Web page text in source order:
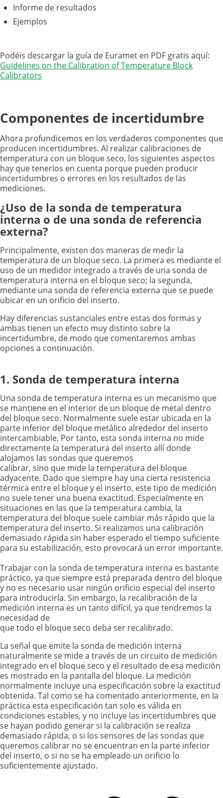
Informe de resultados
Ejemplos
Podéis descargar la guía de Euramet en PDF gratis aquí:
Guidelines on the Calibration of Temperature Block
Calibrators
Componentes de incertidumbre
Ahora profundicemos en los verdaderos componentes que
producen incertidumbres. Al realizar calibraciones de
temperatura con un bloque seco, los siguientes aspectos
hay que tenerlos en cuenta porque pueden producir
incertidumbres o errores en los resultados de las
mediciones.
¿Uso de la sonda de temperatura
interna o de una sonda de referencia
externa?
Principalmente, existen dos maneras de medir la
temperatura de un bloque seco. La primera es mediante el
uso de un medidor integrado a través de una sonda de
temperatura interna en el bloque seco; la segunda,
mediante una sonda de referencia externa que se puede
ubicar en un orificio del inserto.
Hay diferencias sustanciales entre estas dos formas y
ambas tienen un efecto muy distinto sobre la
incertidumbre, de modo que comentaremos ambas
opciones a continuación.
1. Sonda de temperatura interna
Una sonda de temperatura interna es un mecanismo que
se mantiene en el interior de un bloque de metal dentro
del bloque seco. Normalmente suele estar ubicada en la
parte inferior del bloque metálico alrededor del inserto
intercambiable. Por tanto, esta sonda interna no mide
directamente la temperatura del inserto allí donde
alojamos las sondas que queremos
calibrar, sino que mide la temperatura del bloque
adyacente. Dado que siempre hay una cierta resistencia
térmica entre el bloque y el inserto, este tipo de medición
no suele tener una buena exactitud. Especialmente en
situaciones en las que la temperatura cambia, la
temperatura del bloque suele cambiar más rápido que la
temperatura del inserto. Si realizamos una calibración
demasiado rápida sin haber esperado el tiempo suficiente
para su estabilización, esto provocará un error importante.
Trabajar con la sonda de temperatura interna es bastante
práctico, ya que siempre está preparada dentro del bloque
y no es necesario usar ningún orificio especial del inserto
para introducirla. Sin embargo, la recalibración de la
medición interna es un tanto difícil, ya que tendremos la
necesidad de
que todo el bloque seco deba ser recalibrado.
La señal que emite la sonda de medición interna
naturalmente se mide a través de un circuito de medición
integrado en el bloque seco y el resultado de esa medición
es mostrado en la pantalla del bloque. La medición
normalmente incluye una especificación sobre la exactitud
obtenida. Tal como se ha comentado anteriormente, en la
práctica esta especificación tan solo es válida en
condiciones estables, y no incluye las incertidumbres que
se hayan podido generar si la calibración se realiza
demasiado rápida, o si los sensores de las sondas que
queremos calibrar no se encuentran en la parte inferior
del inserto, o si no se ha empleado un orificio lo
suficientemente ajustado.